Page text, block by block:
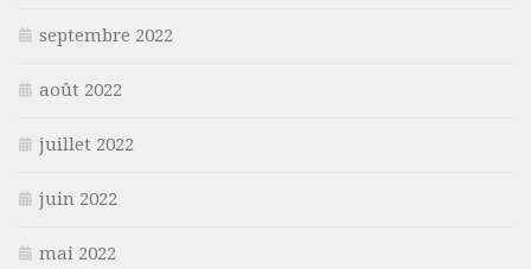
septembre 2022
août 2022
juillet 2022
juin 2022
mai 2022